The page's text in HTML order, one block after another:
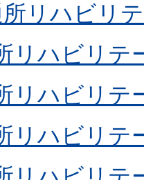
リハビリ
リハビリテ
リハビリテ
リハビリテ